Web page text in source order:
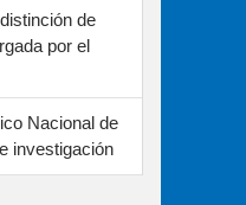
de
por el
Nacional de
investigación